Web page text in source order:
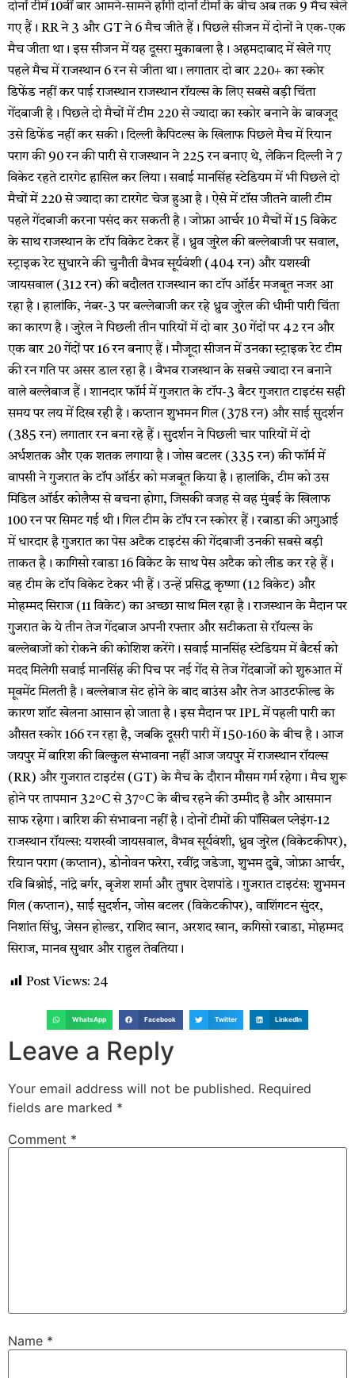
दोनों टीमें 10वीं बार आमने-सामने होंगी दोनों टीमों के बीच अब तक 9 मैच खेले
गए हैं। RR ने 3 और GT ने 6 मैच जीते हैं। पिछले सीजन में दोनों ने एक-एक
मैच जीता था। इस सीजन में यह दूसरा मुकाबला है। अहमदाबाद में खेले गए
पहले मैच में राजस्थान 6 रन से जीता था। लगातार दो बार 220+ का स्कोर
डिफेंड नहीं कर पाई राजस्थान राजस्थान रॉयल्स के लिए सबसे बड़ी चिंता
गेंदबाजी है। पिछले दो मैचों में टीम 220 से ज्यादा का स्कोर बनाने के बावजूद
उसे डिफेंड नहीं कर सकी। दिल्ली कैपिटल्स के खिलाफ पिछले मैच में रियान
पराग की 90 रन की पारी से राजस्थान ने 225 रन बनाए थे, लेकिन दिल्ली ने 7
विकेट रहते टारगेट हासिल कर लिया। सवाई मानसिंह स्टेडियम में भी पिछले दो
मैचों में 220 से ज्यादा का टारगेट चेज हुआ है। ऐसे में टॉस जीतने वाली टीम
पहले गेंदबाजी करना पसंद कर सकती है। जोफ्रा आर्चर 10 मैचों में 15 विकेट
के साथ राजस्थान के टॉप विकेट टेकर हैं। ध्रुव जुरेल की बल्लेबाजी पर सवाल,
स्ट्राइक रेट सुधारने की चुनौती वैभव सूर्यवंशी (404 रन) और यशस्वी
जायसवाल (312 रन) की बदौलत राजस्थान का टॉप ऑर्डर मजबूत नजर आ
रहा है। हालांकि, नंबर-3 पर बल्लेबाजी कर रहे ध्रुव जुरेल की धीमी पारी चिंता
का कारण है। जुरेल ने पिछली तीन पारियों में दो बार 30 गेंदों पर 42 रन और
एक बार 20 गेंदों पर 16 रन बनाए हैं। मौजूदा सीजन में उनका स्ट्राइक रेट टीम
की रन गति पर असर डाल रहा है। वैभव राजस्थान के सबसे ज्यादा रन बनाने
वाले बल्लेबाज हैं। शानदार फॉर्म में गुजरात के टॉप-3 बैटर गुजरात टाइटंस सही
समय पर लय में दिख रही है। कप्तान शुभमन गिल (378 रन) और साई सुदर्शन
(385 रन) लगातार रन बना रहे हैं। सुदर्शन ने पिछली चार पारियों में दो
अर्धशतक और एक शतक लगाया है। जोस बटलर (335 रन) की फॉर्म में
वापसी ने गुजरात के टॉप ऑर्डर को मजबूत किया है। हालांकि, टीम को उस
मिडिल ऑर्डर कोलैप्स से बचना होगा, जिसकी वजह से वह मुंबई के खिलाफ
100 रन पर सिमट गई थी। गिल टीम के टॉप रन स्कोरर हैं। रबाडा की अगुआई
में धारदार है गुजरात का पेस अटैक टाइटंस की गेंदबाजी उनकी सबसे बड़ी
ताकत है। कागिसो रबाडा 16 विकेट के साथ पेस अटैक को लीड कर रहे हैं।
वह टीम के टॉप विकेट टेकर भी हैं। उन्हें प्रसिद्ध कृष्णा (12 विकेट) और
मोहम्मद सिराज (11 विकेट) का अच्छा साथ मिल रहा है। राजस्थान के मैदान पर
गुजरात के ये तीन तेज गेंदबाज अपनी रफ्तार और सटीकता से रॉयल्स के
बल्लेबाजों को रोकने की कोशिश करेंगे। सवाई मानसिंह स्टेडियम में बैटर्स को
मदद मिलेगी सवाई मानसिंह की पिच पर नई गेंद से तेज गेंदबाजों को शुरुआत में
मूवमेंट मिलती है। बल्लेबाज सेट होने के बाद बाउंस और तेज आउटफील्ड के
कारण शॉट खेलना आसान हो जाता है। इस मैदान पर IPL में पहली पारी का
औसत स्कोर 166 रन रहा है, जबकि दूसरी पारी में 150-160 के बीच है। आज
जयपुर में बारिश की बिल्कुल संभावना नहीं आज जयपुर में राजस्थान रॉयल्स
(RR) और गुजरात टाइटंस (GT) के मैच के दौरान मौसम गर्म रहेगा। मैच शुरू
होने पर तापमान 32°C से 37°C के बीच रहने की उम्मीद है और आसमान
साफ रहेगा। बारिश की संभावना नहीं है। दोनों टीमों की पॉसिबल प्लेइंग-12
राजस्थान रॉयल्स: यशस्वी जायसवाल, वैभव सूर्यवंशी, ध्रुव जुरेल (विकेटकीपर),
रियान पराग (कप्तान), डोनोवन फरेरा, रवींद्र जडेजा, शुभम दुबे, जोफ्रा आर्चर,
रवि बिश्नोई, नांद्रे बर्गर, बृजेश शर्मा और तुषार देशपांडे। गुजरात टाइटंस: शुभमन
गिल (कप्तान), साई सुदर्शन, जोस बटलर (विकेटकीपर), वाशिंगटन सुंदर,
निशांत सिंधु, जेसन होल्डर, राशिद खान, अरशद खान, कगिसो रबाडा, मोहम्मद
सिराज, मानव सुथार और राहुल तेवतिया।
Post Views: 24
WhatsApp Facebook Twitter LinkedIn
Leave a Reply
Your email address will not be published. Required
fields are marked *
Comment *
Name *